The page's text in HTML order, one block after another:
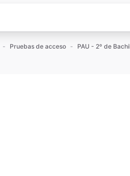
Pruebas de acceso PAU - 2º de